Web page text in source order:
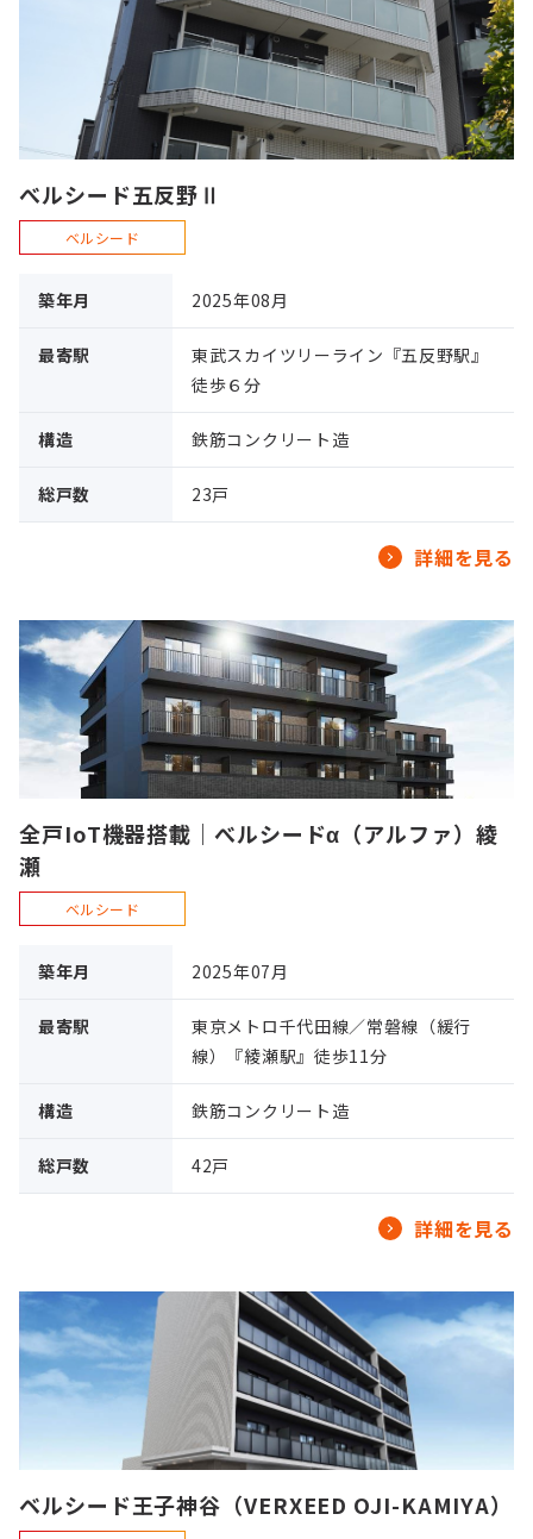
べルシード五反野Ⅱ
ベルシード
築年月 2025年08月
最寄駅
東武スカイツリーライン『五反野駅』
徒歩６分
構造 鉄筋コンクリート造
総戸数 23戸
詳細を見る
全戸IoT機器搭載｜べルシードα（アルファ）綾
瀬
ベルシード
築年月 2025年07月
最寄駅
東京メトロ千代田線／常磐線（緩行
線）『綾瀬駅』徒歩11分
構造 鉄筋コンクリート造
総戸数 42戸
詳細を見る
ベルシード王子神谷（VERXEED OJI-KAMIYA）